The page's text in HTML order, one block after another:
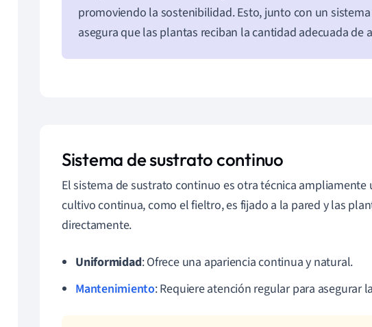
promoviendo la sostenibilidad. Esto, junto con un
asegura que las plantas reciban la cantidad adecuada de
Sistema de sustrato continuo
El sistema de sustrato continuo es otra técnica
cultivo continua, como el fieltro, es fijado a la pared y las
directamente.
Uniformidad: Ofrece una apariencia continua y natural.
Mantenimiento: Requiere atención regular para asegurar